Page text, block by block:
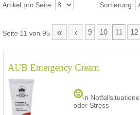
Artikel pro Seite: Sortierung:
Seite 11 von 95 « ‹ 9 10 11 12
AUB Emergency Cream
in
oder Stress